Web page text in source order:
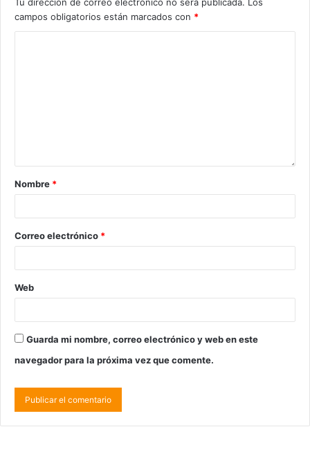
campos obligatorios están marcados con *
Nombre *
Correo electrónico *
Web
Guarda mi nombre, correo electrónico y web en este
navegador para la próxima vez que comente.